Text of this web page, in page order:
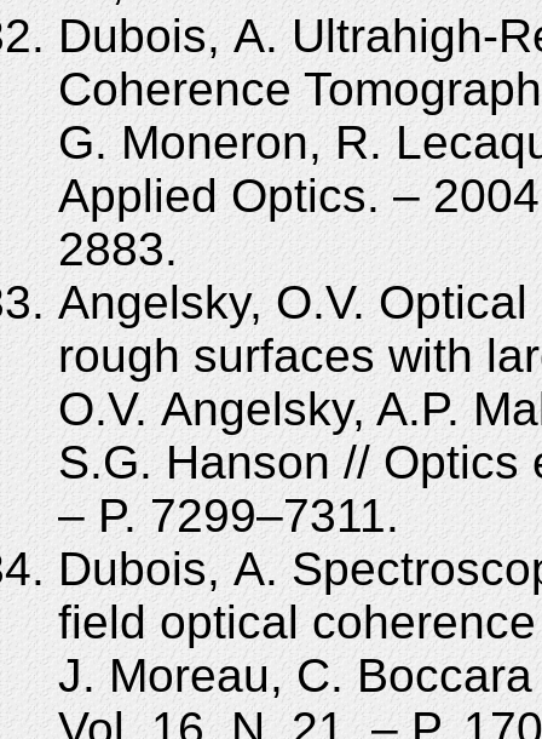
Dubois, A. Ultrahigh-
Coherence
G. Moneron, R.
Applied Optics. –
2883.
Angelsky, O.V.
rough surfaces with
O.V. Angelsky, A.P.
S.G. Hanson // Optics
– P. 7299–7311.
Dubois, A.
field optical
J. Moreau, C.